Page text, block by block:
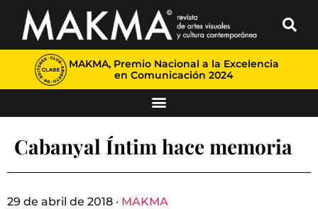
MAKMA, Premio Nacional a la Excelencia
en Comunicación 2024
Cabanyal Íntim hace memoria
29 de abril de 2018 · MAKMA